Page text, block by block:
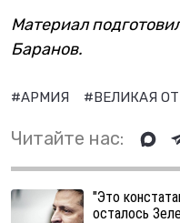
Материал
Баранов.
#АРМИЯ #ВЕЛИКАЯ
Читайте нас:
"Это
осталось